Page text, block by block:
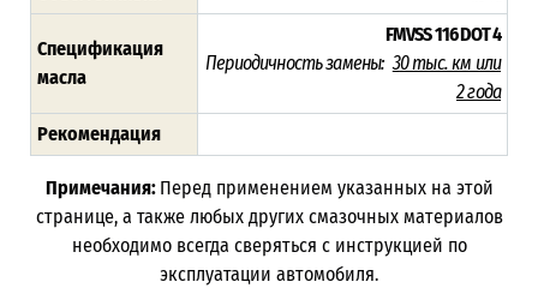
Спецификация
масла
FMVSS 116 DOT 4
Периодичность замены:30 тыс. км или
2 года
Рекомендация
Примечания: Перед применением указанных на этой
странице, а также любых других смазочных материалов
необходимо всегда сверяться с инструкцией по
эксплуатации автомобиля.